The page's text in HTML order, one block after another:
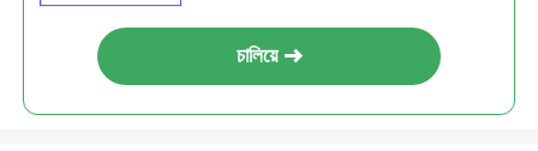
চালিয়ে